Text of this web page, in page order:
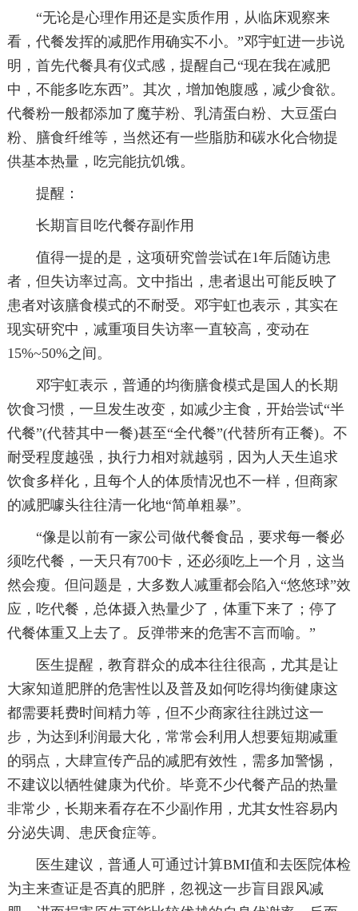
“无论是心理作用还是实质作用，从临床观察来
看，代餐发挥的减肥作用确实不小。”邓宇虹进一步说
明，首先代餐具有仪式感，提醒自己“现在我在减肥
中，不能多吃东西”。其次，增加饱腹感，减少食欲。
代餐粉一般都添加了魔芋粉、乳清蛋白粉、大豆蛋白
粉、膳食纤维等，当然还有一些脂肪和碳水化合物提
供基本热量，吃完能抗饥饿。
提醒：
长期盲目吃代餐存副作用
值得一提的是，这项研究曾尝试在1年后随访患
者，但失访率过高。文中指出，患者退出可能反映了
患者对该膳食模式的不耐受。邓宇虹也表示，其实在
现实研究中，减重项目失访率一直较高，变动在
15%~50%之间。
邓宇虹表示，普通的均衡膳食模式是国人的长期
饮食习惯，一旦发生改变，如减少主食，开始尝试“半
代餐”(代替其中一餐)甚至“全代餐”(代替所有正餐)。不
耐受程度越强，执行力相对就越弱，因为人天生追求
饮食多样化，且每个人的体质情况也不一样，但商家
的减肥噱头往往清一化地“简单粗暴”。
“像是以前有一家公司做代餐食品，要求每一餐必
须吃代餐，一天只有700卡，还必须吃上一个月，这当
然会瘦。但问题是，大多数人减重都会陷入“悠悠球”效
应，吃代餐，总体摄入热量少了，体重下来了；停了
代餐体重又上去了。反弹带来的危害不言而喻。”
医生提醒，教育群众的成本往往很高，尤其是让
大家知道肥胖的危害性以及普及如何吃得均衡健康这
都需要耗费时间精力等，但不少商家往往跳过这一
步，为达到利润最大化，常常会利用人想要短期减重
的弱点，大肆宣传产品的减肥有效性，需多加警惕，
不建议以牺牲健康为代价。毕竟不少代餐产品的热量
非常少，长期来看存在不少副作用，尤其女性容易内
分泌失调、患厌食症等。
医生建议，普通人可通过计算BMI值和去医院体检
为主来查证是否真的肥胖，忽视这一步盲目跟风减